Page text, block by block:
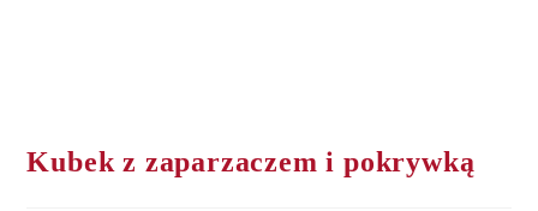
Kubek z zaparzaczem i pokrywką